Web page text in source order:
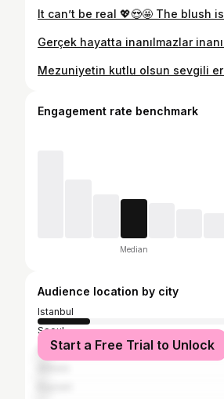
Engagement rate benchmark
Median
Audience location by city
Istanbul
Seoul
Gwangju
Start a Free Trial to Unlock